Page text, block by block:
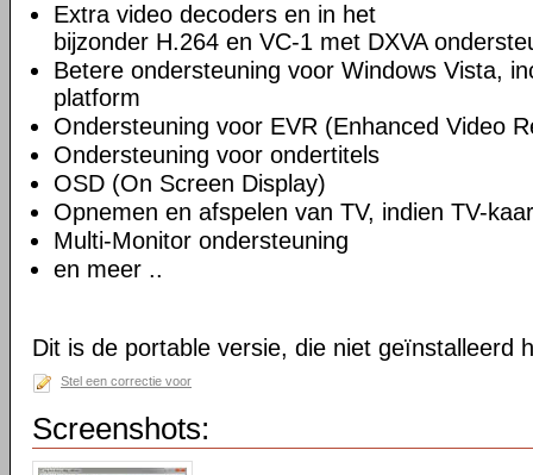
Extra video decoders en in het
bijzonder H.264 en VC-1 met DXVA
Betere ondersteuning voor Windows Vista,
platform
Ondersteuning voor EVR (Enhanced Video
Ondersteuning voor ondertitels
OSD (On Screen Display)
Opnemen en afspelen van TV, indien TV-
Multi-Monitor ondersteuning
en meer ..
Dit is de portable versie, die niet geïnstalleerd
Stel een correctie voor
Screenshots: